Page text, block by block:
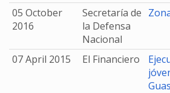
05 October
2016
Secretaría de
la Defensa
Nacional
07 April 2015 El Financiero